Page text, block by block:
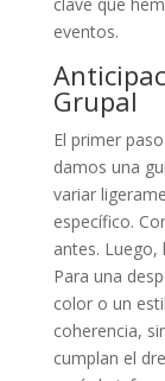
clave que
eventos.
Grupal
El primer
damos una
variar
específico.
antes. Luego,
Para una
color o un
coherencia,
cumplan el